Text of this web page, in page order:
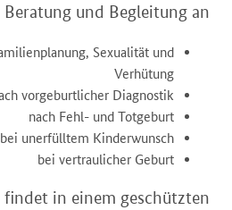
und Begleitung an:
Sexualität und
Verhütung
vorgeburtlicher Diagnostik
nach Fehl- und Totgeburt
bei unerfülltem Kinderwunsch
bei vertraulicher Geburt
findet in einem geschützten